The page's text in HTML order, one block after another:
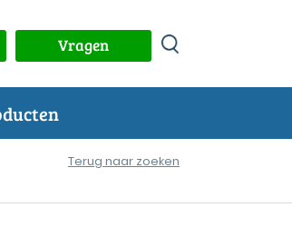
Vragen
Terug naar zoeken